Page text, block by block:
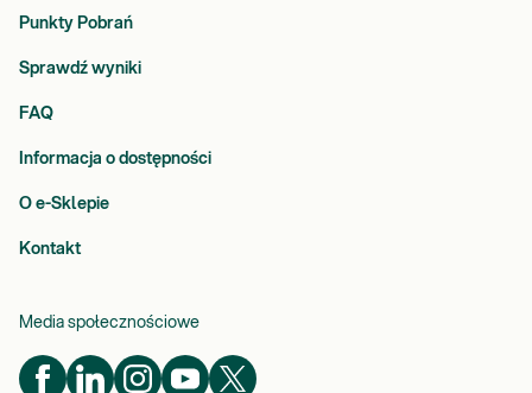
Punkty Pobrań
Sprawdź wyniki
FAQ
Informacja o dostępności
O e-Sklepie
Kontakt
Media społecznościowe